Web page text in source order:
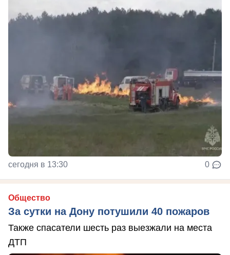
сегодня в 13:30 0
Общество
За сутки на Дону потушили 40 пожаров
Также спасатели шесть раз выезжали на места
ДТП